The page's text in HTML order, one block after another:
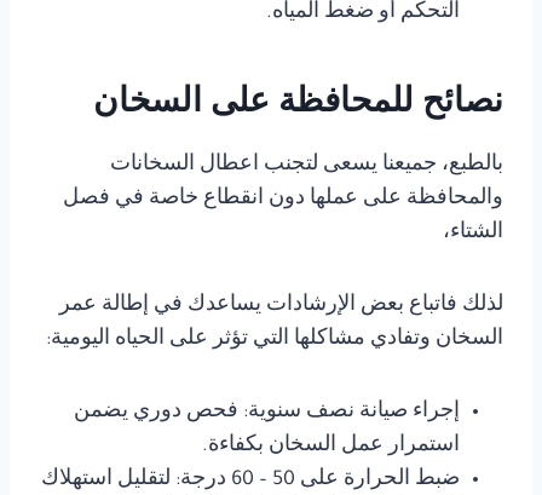
التحكم أو ضغط المياه.
نصائح للمحافظة على السخان
بالطبع، جميعنا يسعى لتجنب اعطال السخانات
والمحافظة على عملها دون انقطاع خاصة في فصل
الشتاء،
لذلك فاتباع بعض الإرشادات يساعدك في إطالة عمر
السخان وتفادي مشاكلها التي تؤثر على الحياه اليومية:
إجراء صيانة نصف سنوية: فحص دوري يضمن
استمرار عمل السخان بكفاءة.
ضبط الحرارة على 50 – 60 درجة: لتقليل استهلاك